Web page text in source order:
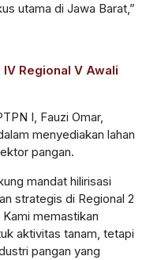
utama di Jawa Barat,”
Regional V Awali
I, Fauzi Omar,
menyediakan lahan
pangan.
mandat hilirisasi
strategis di Regional 2
memastikan
aktivitas tanam, tetapi
pangan yang